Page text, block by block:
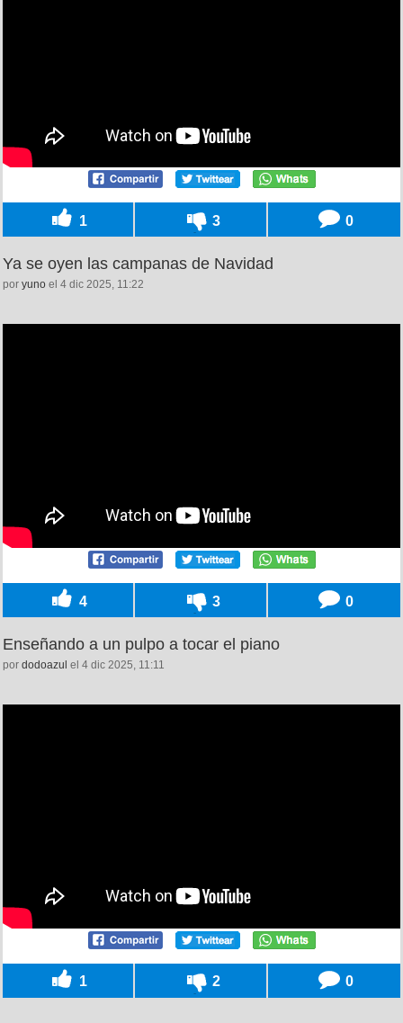
1 3 0
Ya se oyen las campanas de Navidad
por yuno el 4 dic 2025, 11:22
4 3 0
Enseñando a un pulpo a tocar el piano
por dodoazul el 4 dic 2025, 11:11
1 2 0